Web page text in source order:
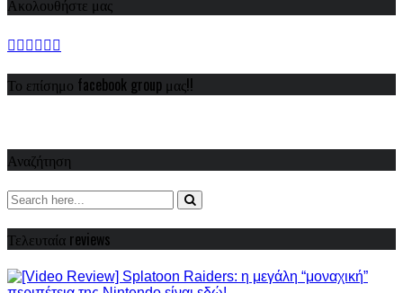
Ακολουθήστε μας
Το επίσημο facebook group μας!!
Αναζήτηση
Τελευταία reviews